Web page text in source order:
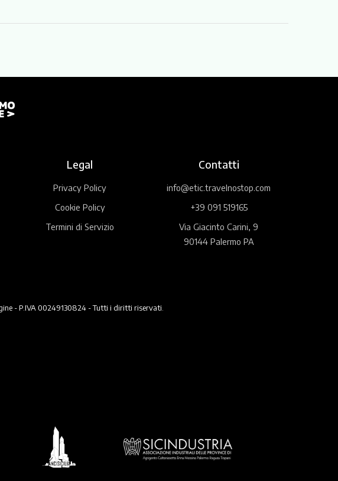
Legal
Privacy Policy
Cookie Policy
Termini di Servizio
Contatti
info@etic.travelnostop.com
+39 091 519165
Via Giacinto Carini, 9
90144 Palermo PA
- P.IVA 00249130824 - Tutti i diritti riservati.